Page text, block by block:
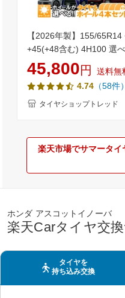
【2026年製】155/65R14
+45(+48含む) 4H100 選べ
本セット送料無料 低燃費
NEWNO(ニューノ) 新品
BOX タント ワゴンR ムー
等のドレスアップに軽自
45,800円
送料無
4.74 （58件）
タイヤショップトレッド
楽天市場でサマータイ
ホンダ アスコットイノーバ
楽天Carタイヤ交
タイヤを
持ち込み交換